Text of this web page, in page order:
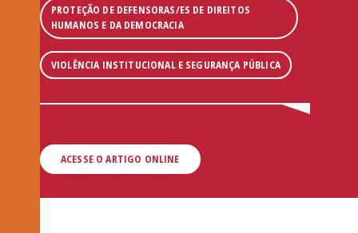
PROTEÇÃO DE DEFENSORAS/ES DE DIREITOS
HUMANOS E DA DEMOCRACIA
VIOLÊNCIA INSTITUCIONAL E SEGURANÇA PÚBLICA
ACESSE O ARTIGO ONLINE